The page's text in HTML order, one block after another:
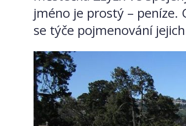
jméno je prostý – peníze.
se týče pojmenování